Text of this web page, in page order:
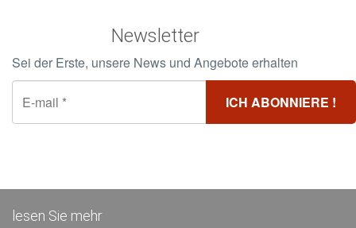
Newsletter
Sei der Erste, unsere News und Angebote erhalten
lesen Sie mehr